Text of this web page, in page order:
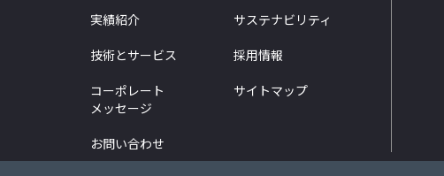
実績紹介
サステナビリティ
技術とサービス
採用情報
コーポレート
メッセージ
サイトマップ
お問い合わせ